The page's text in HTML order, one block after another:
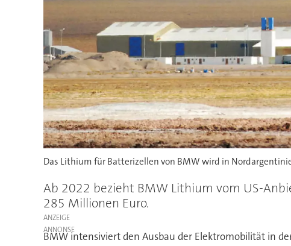
Das Lithium für Batterizellen von BMW wird in
Ab 2022 bezieht BMW Lithium vom US-
285 Millionen Euro.
ANZEIGE
BMW intensiviert den Ausbau der Elektromobilität in